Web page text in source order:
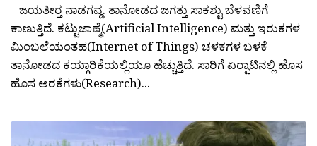
– ಜಯತೀರ‍್ತ ನಾಡಗವ್ಡ. ತಾನೋಡದ ಜಗತ್ತು ಸಾಕಶ್ಟು ಬೆಳವಣಿಗೆ
ಕಾಣುತ್ತಿದೆ. ಕಟ್ಟುಜಾಣ್ಮೆ(Artificial Intelligence) ಮತ್ತು ಇರುಕಗಳ
ಮಿಂಬಲೆಯಂತಹ(Internet of Things) ಚಳಕಗಳ ಬಳಕೆ
ತಾನೋಡದ ಕಯ್ಗಾರಿಕೆಯಲ್ಲಿಯೂ ಹೆಚ್ಚುತ್ತಿದೆ. ಸಾರಿಗೆ ಏರ‍್ಪಾಟಿನಲ್ಲಿ ಹೊಸ
ಹೊಸ ಅರಕೆಗಳು(Research)...